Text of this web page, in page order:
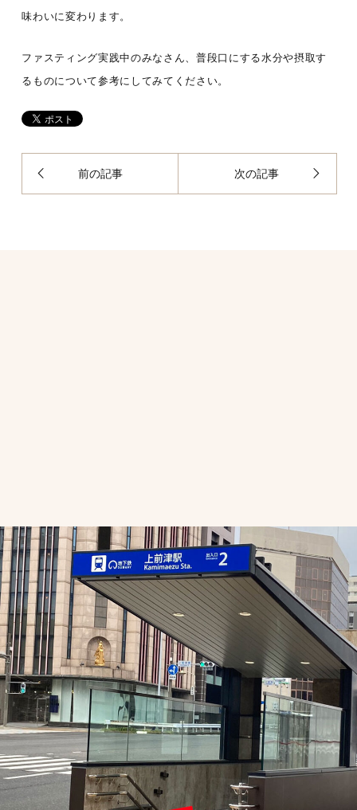
味わいに変わります。
ファスティング実践中のみなさん、普段口にする水分や摂取す
るものについて参考にしてみてください。
前の記事 次の記事